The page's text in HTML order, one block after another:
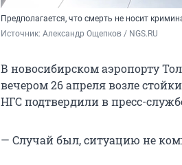
Предполагается, что смерть не носит
Источник: Александр Ощепков / NGS.RU
В новосибирском аэропорту
вечером 26 апреля возле
НГС подтвердили в пресс-
— Случай был, ситуацию не